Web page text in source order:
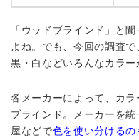
「ウッドブラインド」と
よね。でも、今回の調査
黒・白などいろんなカラー
各メーカーによって、カ
ブラインド。メーカーを
屋などで色を使い分けるの